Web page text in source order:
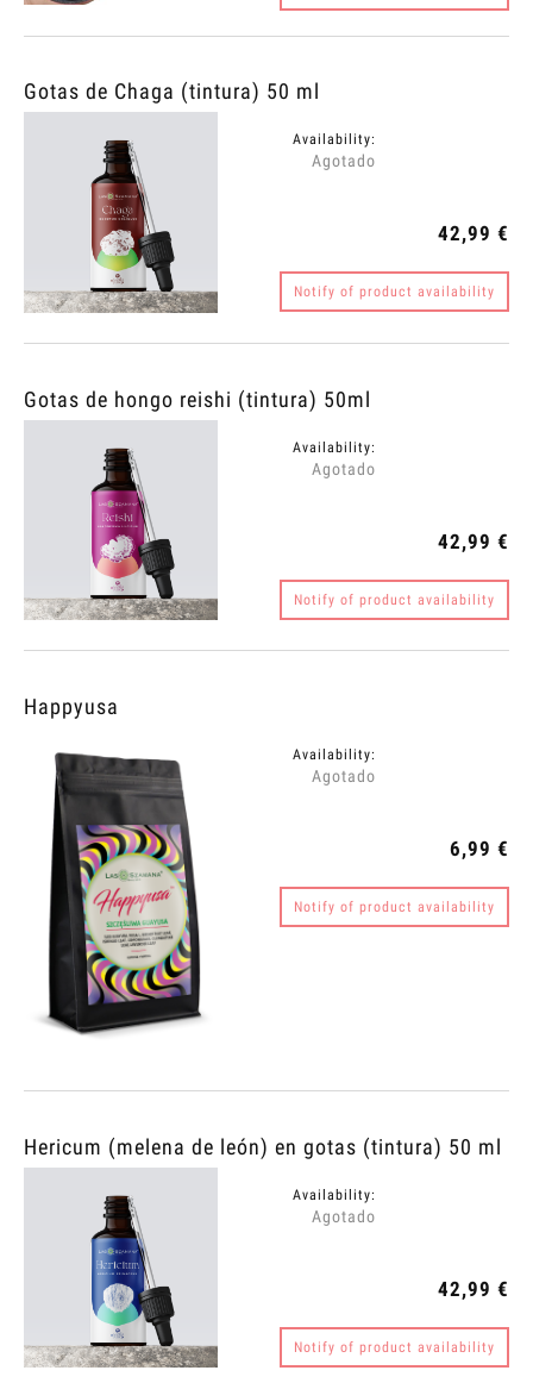
Gotas de Chaga (tintura) 50 ml
Availability:
Agotado
42,99 €
Notify of product availability
Gotas de hongo reishi (tintura) 50ml
Availability:
Agotado
42,99 €
Notify of product availability
Happyusa
Availability:
Agotado
6,99 €
Notify of product availability
Hericum (melena de león) en gotas (tintura) 50 ml
Availability:
Agotado
42,99 €
Notify of product availability